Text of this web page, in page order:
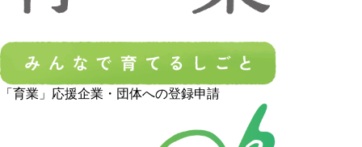
「育業」応援企業・団体への登録申請